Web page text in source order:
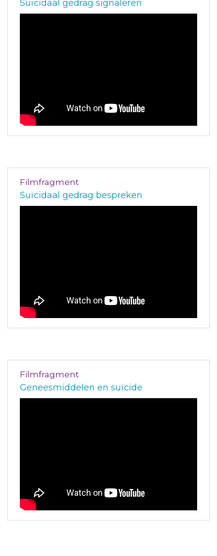
Suïcidaal gedrag signaleren
Filmfragment
Suïcidaal gedrag bespreken
Filmfragment
Geneesmiddelen en suïcide